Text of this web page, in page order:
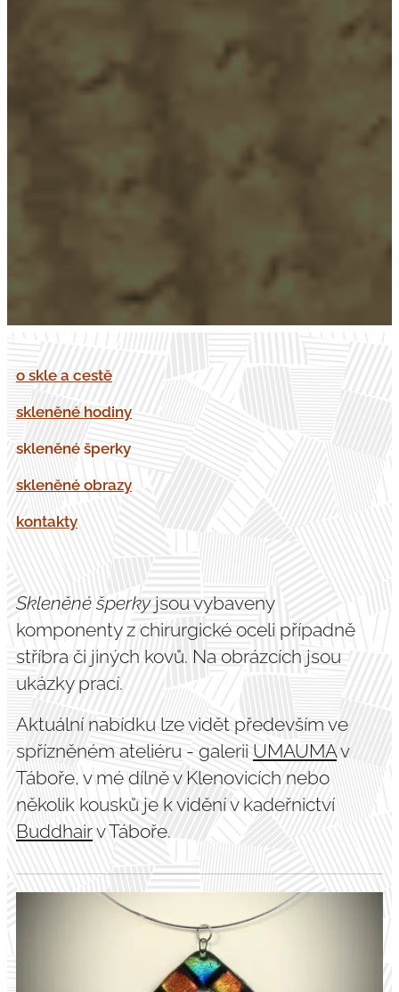
o skle a cestě
skleněné hodiny
skleněné šperky
skleněné obrazy
kontakty
Skleněné šperkyjsou vybaveny
komponenty z chirurgické oceli případně
stříbra či jiných kovů. Na obrázcích jsou
ukázky prací.
Aktuální nabídku lze vidět především ve
spřízněném ateliéru - galerii UMAUMAv
Táboře, v mé dílně v Klenovicích nebo
několik kousků je k vidění v kadeřnictví
Buddhairv Táboře.